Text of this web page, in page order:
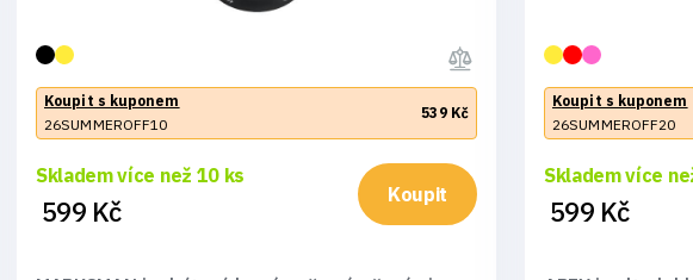
Koupit s kuponem
26SUMMEROFF10
539 Kč
Skladem více než 10 ks
599 Kč Koupit
Koupit s kuponem
26SUMMEROFF20
Skladem více
599 Kč